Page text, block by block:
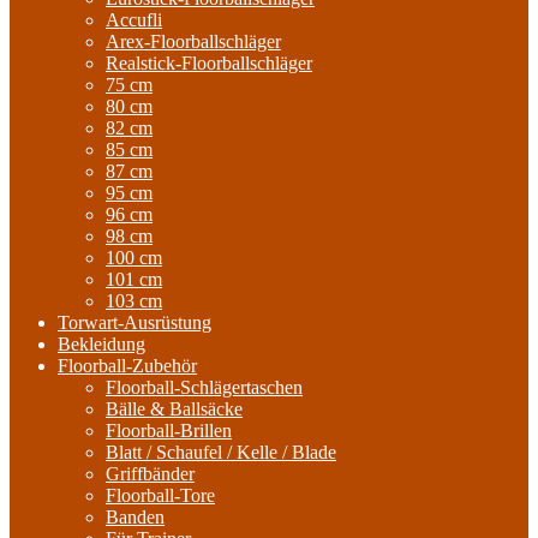
Accufli
Arex-Floorballschläger
Realstick-Floorballschläger
75 cm
80 cm
82 cm
85 cm
87 cm
95 cm
96 cm
98 cm
100 cm
101 cm
103 cm
Torwart-Ausrüstung
Bekleidung
Floorball-Zubehör
Floorball-Schlägertaschen
Bälle & Ballsäcke
Floorball-Brillen
Blatt / Schaufel / Kelle / Blade
Griffbänder
Floorball-Tore
Banden